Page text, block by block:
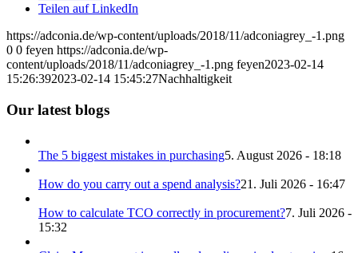
Teilen auf LinkedIn
https://adconia.de/wp-content/uploads/2018/11/adconiagrey_-1.png
0 0 feyen https://adconia.de/wp-
content/uploads/2018/11/adconiagrey_-1.png feyen2023-02-14
15:26:392023-02-14 15:45:27Nachhaltigkeit
Our latest blogs
The 5 biggest mistakes in purchasing5. August 2026 - 18:18
How do you carry out a spend analysis?21. Juli 2026 - 16:47
How to calculate TCO correctly in procurement?7. Juli 2026 -
15:32